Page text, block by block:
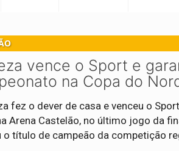
vence o Sport e
na Copa do
fez o dever de casa e venceu o
Arena Castelão, no último jogo da
o título de campeão da competição